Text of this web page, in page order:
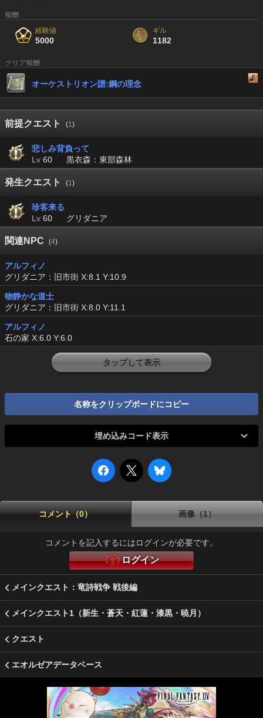
報酬
経験値
5000
ギル
1182
クリア報酬
オーケストリオン譜:鋼の理念
前提クエスト (1)
悲しみ背負って
Lv 60 黒衣森：東部森林
発生クエスト (1)
珍客来る
Lv 60 グリダニア
関連NPC (4)
アルフィノ
グリダニア：旧市街 X:8.1 Y:10.9
物静かな道士
グリダニア：旧市街 X:8.0 Y:11.1
アルフィノ
石の家 X:6.0 Y:6.0
タップして表示
名称をクリップボードにコピー
埋め込みコード表示
コメント（0） 画像（1）
コメントを記入するにはログインが必要です。
ログイン
メインクエスト：竜詩戦争 戦後編
メインクエスト1（新生・蒼天・紅蓮・漆黒・暁月）
クエスト
エオルゼアデータベース